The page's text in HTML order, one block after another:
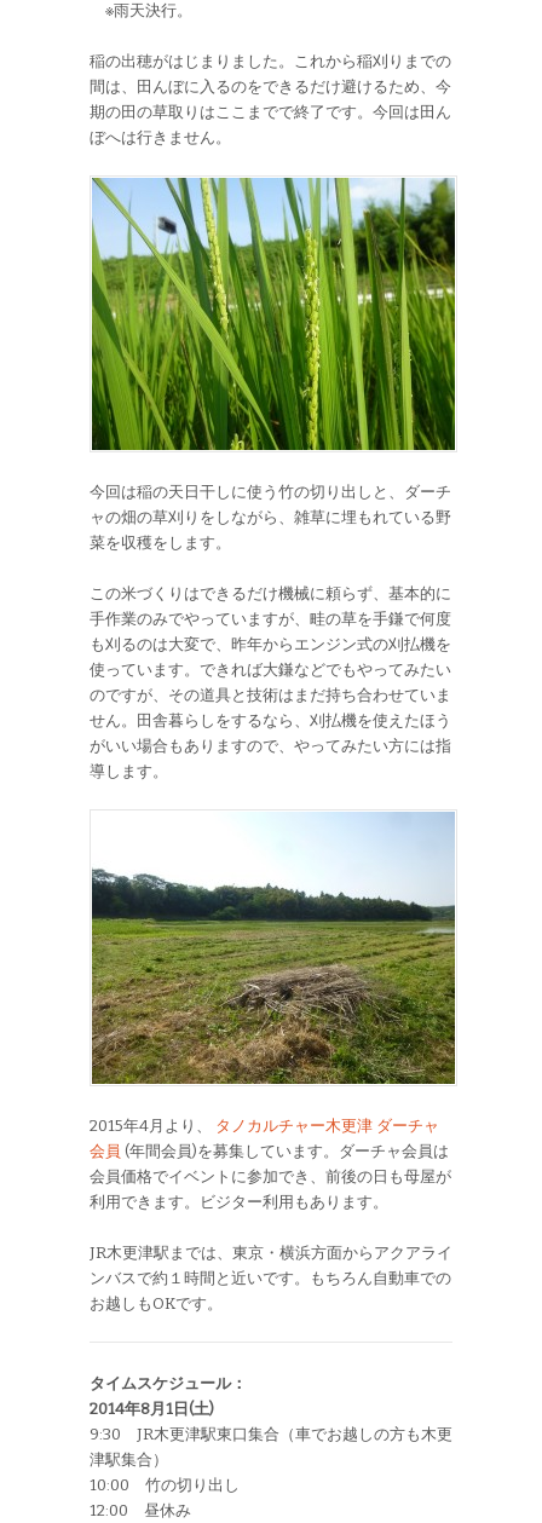
※雨天決行。
稲の出穂がはじまりました。これから稲刈りまでの
間は、田んぼに入るのをできるだけ避けるため、今
期の田の草取りはここまでで終了です。今回は田ん
ぼへは行きません。
今回は稲の天日干しに使う竹の切り出しと、ダーチ
ャの畑の草刈りをしながら、雑草に埋もれている野
菜を収穫をします。
この米づくりはできるだけ機械に頼らず、基本的に
手作業のみでやっていますが、畦の草を手鎌で何度
も刈るのは大変で、昨年からエンジン式の刈払機を
使っています。できれば大鎌などでもやってみたい
のですが、その道具と技術はまだ持ち合わせていま
せん。田舎暮らしをするなら、刈払機を使えたほう
がいい場合もありますので、やってみたい方には指
導します。
2015年4月より、 タノカルチャー木更津 ダーチャ
会員 (年間会員)を募集しています。ダーチャ会員は
会員価格でイベントに参加でき、前後の日も母屋が
利用できます。ビジター利用もあります。
JR木更津駅までは、東京・横浜方面からアクアライ
ンバスで約１時間と近いです。もちろん自動車での
お越しもOKです。
タイムスケジュール：
2014年8月1日(土)
9:30 JR木更津駅東口集合（車でお越しの方も木更
津駅集合）
10:00 竹の切り出し
12:00 昼休み